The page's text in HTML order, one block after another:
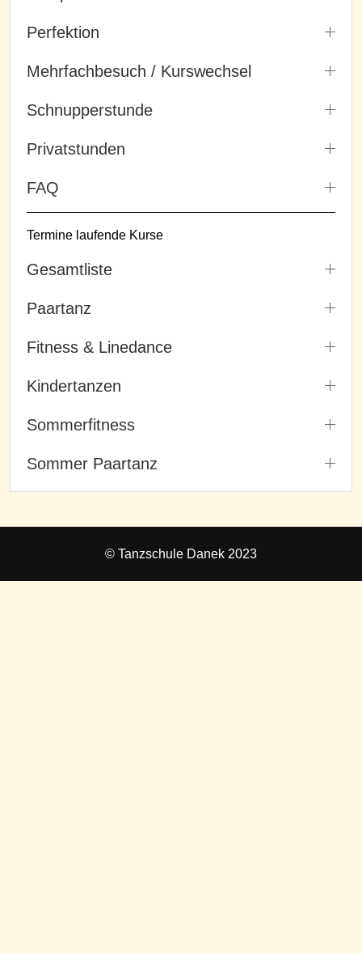
Perfektion
Mehrfachbesuch / Kurswechsel
Schnupperstunde
Privatstunden
FAQ
Termine laufende Kurse
Gesamtliste
Paartanz
Fitness & Linedance
Kindertanzen
Sommerfitness
Sommer Paartanz
© Tanzschule Danek 2023